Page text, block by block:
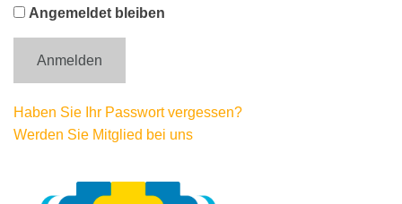
Angemeldet bleiben
Haben Sie Ihr Passwort vergessen?
Werden Sie Mitglied bei uns